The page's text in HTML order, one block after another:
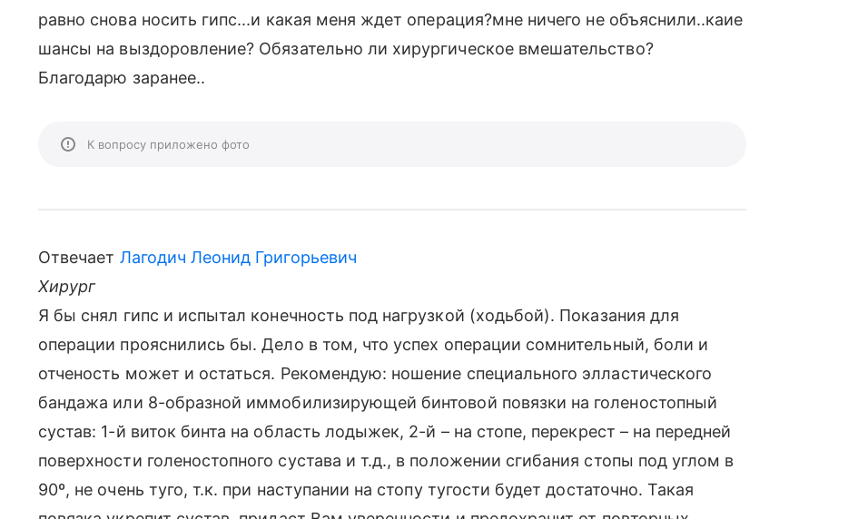
равно снова носить гипс...и какая меня ждет операция?мне ничего не объяснили..каие
шансы на выздоровление? Обязательно ли хирургическое вмешательство?
Благодарю заранее..
К вопросу приложено фото
Отвечает Лагодич Леонид Григорьевич
Хирург
Я бы снял гипс и испытал конечность под нагрузкой (ходьбой). Показания для
операции прояснились бы. Дело в том, что успех операции сомнительный, боли и
отченость может и остаться. Рекомендую: ношение специального элластического
бандажа или 8-образной иммобилизирующей бинтовой повязки на голеностопный
сустав: 1-й виток бинта на область лодыжек, 2-й – на стопе, перекрест – на передней
поверхности голеностопного сустава и т.д., в положении сгибания стопы под углом в
90º, не очень туго, т.к. при наступании на стопу тугости будет достаточно. Такая